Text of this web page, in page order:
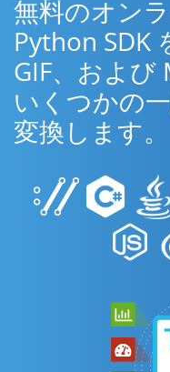
無料のオン
Python SDK
GIF、およ
いくつかの
変換します。